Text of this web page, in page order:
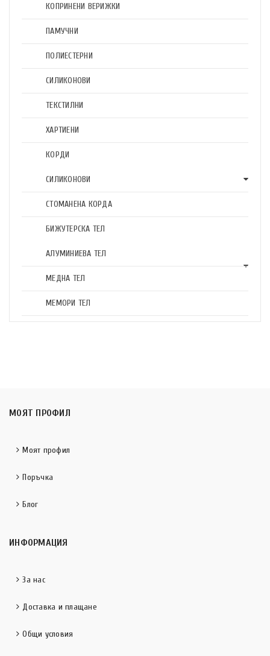
КОПРИНЕНИ ВЕРИЖКИ
ПАМУЧНИ
ПОЛИЕСТЕРНИ
СИЛИКОНОВИ
ТЕКСТИЛНИ
ХАРТИЕНИ
КОРДИ
СИЛИКОНОВИ
СТОМАНЕНА КОРДА
БИЖУТЕРСКА ТЕЛ
АЛУМИНИЕВА ТЕЛ
МЕДНА ТЕЛ
МЕМОРИ ТЕЛ
МОЯТ ПРОФИЛ
Моят профил
Поръчка
Блог
ИНФОРМАЦИЯ
За нас
Доставка и плащане
Общи условия